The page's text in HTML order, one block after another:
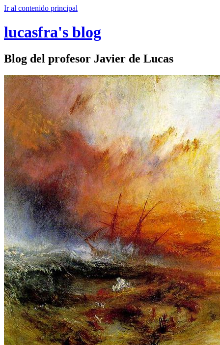
Ir al contenido principal
lucasfra's blog
Blog del profesor Javier de Lucas